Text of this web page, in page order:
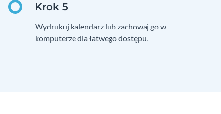
Wydrukuj kalendarz lub zachowaj go w
komputerze dla łatwego dostępu.